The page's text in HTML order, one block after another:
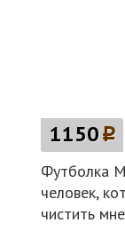
1150p
Футболка
человек,
чистить